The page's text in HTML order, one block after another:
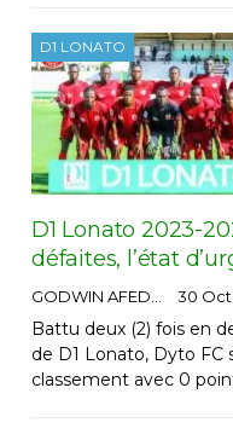
D1 LONATO
D1 Lonato 2023-
défaites, l’état
30 Oct
Battu deux (2) fois en
de D1 Lonato, Dyto FC
classement avec 0